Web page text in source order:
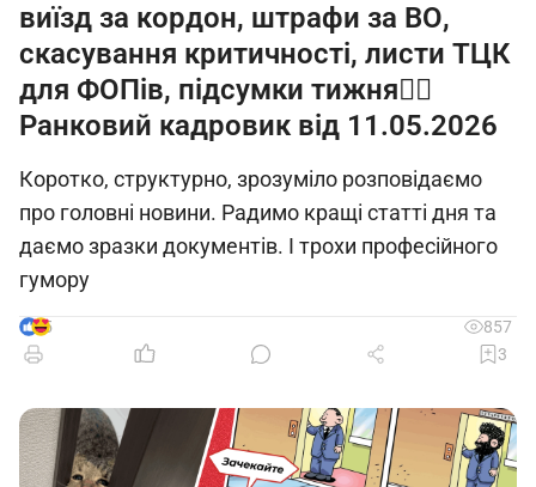
виїзд за кордон, штрафи за ВО,
скасування критичності, листи ТЦК
для ФОПів, підсумки тижня🙋‍♀️
Ранковий кадровик від 11.05.2026
Коротко, структурно, зрозуміло розповідаємо
про головні новини. Радимо кращі статті дня та
даємо зразки документів. І трохи професійного
гумору
5
857
3